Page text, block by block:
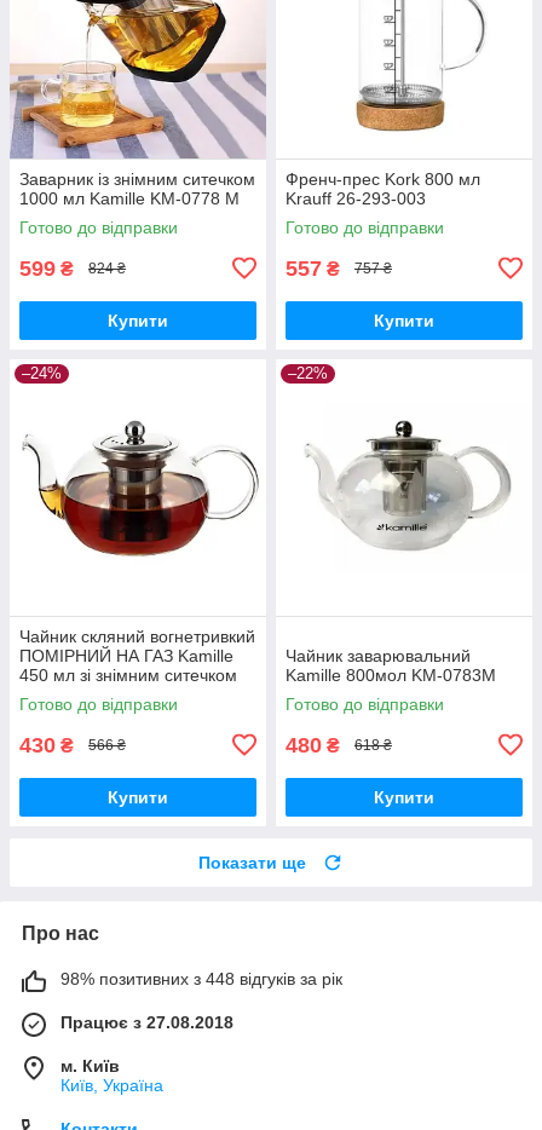
Заварник із знімним ситечком
1000 мл Kamille KM-0778 M
Готово до відправки
599 ₴ 824 ₴
Купити
Френч-прес Kork 800 мл
Krauff 26-293-003
Готово до відправки
557 ₴ 757 ₴
Купити
–24%
Чайник скляний вогнетривкий
ПОМІРНИЙ НА ГАЗ Kamille
450 мл зі знімним ситечком
KM-0782 S
Готово до відправки
430 ₴ 566 ₴
Купити
–22%
Чайник заварювальний
Kamille 800мол KM-0783M
Готово до відправки
480 ₴ 618 ₴
Купити
Показати ще
Про нас
98% позитивних з 448 відгуків за рік
Працює з 27.08.2018
м. Київ
Київ, Україна